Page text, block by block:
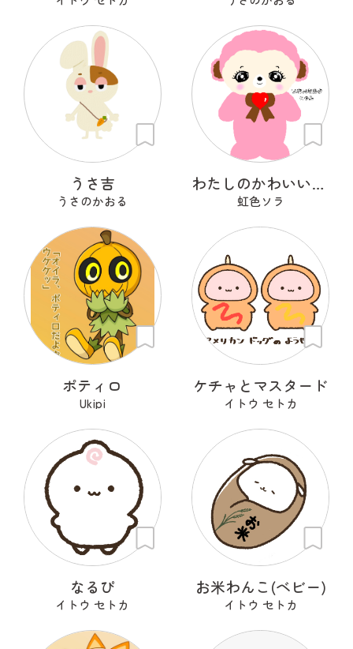
うさ吉
うさのかおる
わたしのかわいいせかい
虹色ソラ
ポティロ
Ukipi
ケチャとマスタード
イトウ セトカ
なるぴ
イトウ セトカ
お米わんこ(ベビー)
イトウ セトカ